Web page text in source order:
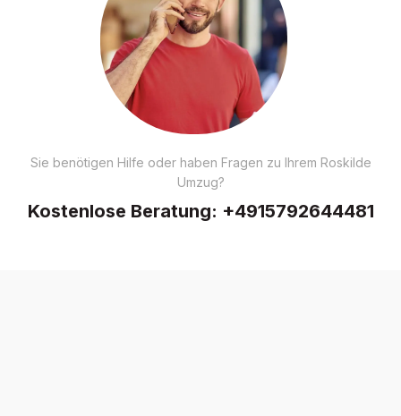
Sie benötigen Hilfe oder haben Fragen zu Ihrem Roskilde
Umzug?
Kostenlose Beratung: +4915792644481